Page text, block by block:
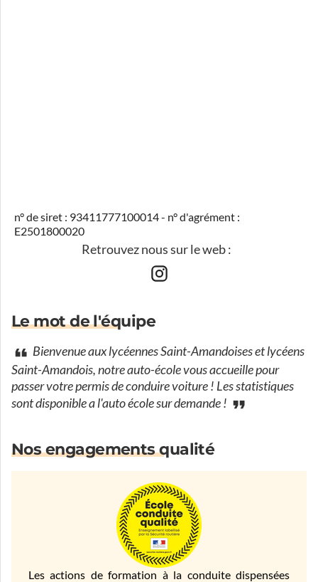
n° de siret : 93411777100014 - n° d'agrément :
E2501800020
Retrouvez nous sur le web :
Le mot de l'équipe
Bienvenue aux lycéennes Saint-Amandoises et lycéens
Saint-Amandois, notre auto-école vous accueille pour
passer votre permis de conduire voiture ! Les statistiques
sont disponible a l'auto école sur demande !
Nos engagements qualité
Les actions de formation à la conduite dispensées